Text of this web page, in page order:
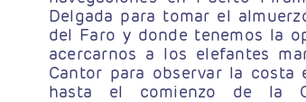
Delgada para tomar el
del Faro y donde tenemos la
acercarnos a los elefantes
Cantor para observar la costa
hasta el comienzo de la